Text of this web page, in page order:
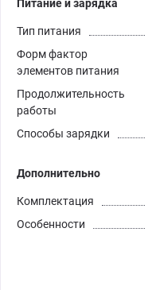
Питание и зарядка
Тип питания
Форм фактор
элементов питания
Продолжительность
работы
Способы зарядки
Дополнительно
Комплектация
Особенности